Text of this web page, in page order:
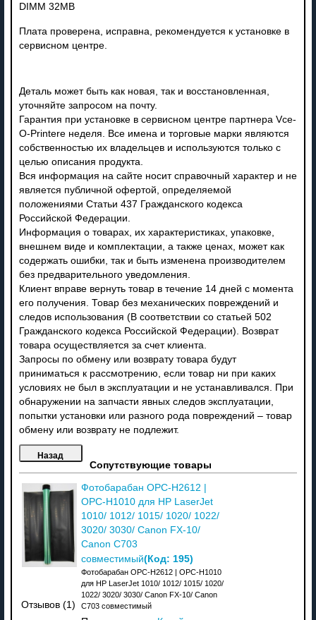
DIMM 32MB
Плата проверена, исправна, рекомендуется к установке в
сервисном центре.
Деталь может быть как новая, так и восстановленная,
уточняйте запросом на почту.
Гарантия при установке в сервисном центре партнера Vce-
O-Printere неделя. Все имена и торговые марки являются
собственностью их владельцев и используются только с
целью описания продукта.
Вся информация на сайте носит справочный характер и не
является публичной офертой, определяемой
положениями Статьи 437 Гражданского кодекса
Российской Федерации.
Информация о товарах, их характеристиках, упаковке,
внешнем виде и комплектации, а также ценах, может как
содержать ошибки, так и быть изменена производителем
без предварительного уведомления.
Клиент вправе вернуть товар в течение 14 дней с момента
его получения. Товар без механических повреждений и
следов использования (В соответствии со статьей 502
Гражданского кодекса Российской Федерации). Возврат
товара осуществляется за счет клиента.
Запросы по обмену или возврату товара будут
приниматься к рассмотрению, если товар ни при каких
условиях не был в эксплуатации и не устанавливался. При
обнаружении на запчасти явных следов эксплуатации,
попытки установки или разного рода повреждений – товар
обмену или возврату не подлежит.
Сопутствующие товары
Отзывов (1)
Фотобарабан OPC-H2612 |
OPC-H1010 для HP LaserJet
1010/ 1012/ 1015/ 1020/ 1022/
3020/ 3030/ Canon FX-10/
Canon C703
совместимый(Код: 195)
Фотобарабан OPC-H2612 | OPC-H1010
для HP LaserJet 1010/ 1012/ 1015/ 1020/
1022/ 3020/ 3030/ Canon FX-10/ Canon
C703 совместимый